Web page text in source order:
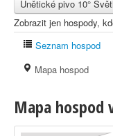
Únětické pivo 10°
Zobrazit jen hospody,
Seznam hospod
Mapa hospod
Mapa hospod